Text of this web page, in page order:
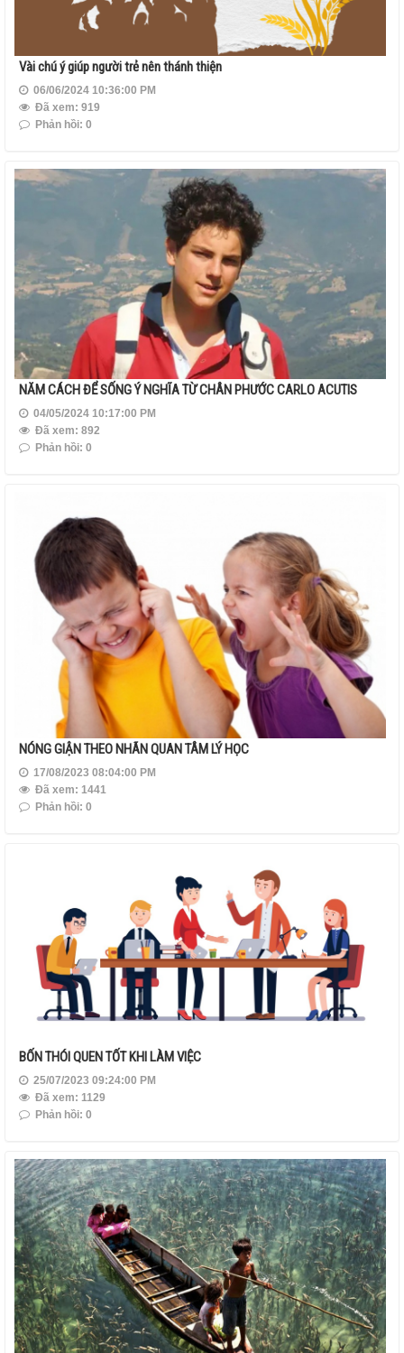
Vài chú ý giúp người trẻ nên thánh thiện
06/06/2024 10:36:00 PM
Đã xem: 919
Phản hồi: 0
NĂM CÁCH ĐỂ SỐNG Ý NGHĨA TỪ CHÂN PHƯỚC CARLO ACUTIS
04/05/2024 10:17:00 PM
Đã xem: 892
Phản hồi: 0
NÓNG GIẬN THEO NHÃN QUAN TÂM LÝ HỌC
17/08/2023 08:04:00 PM
Đã xem: 1441
Phản hồi: 0
BỐN THÓI QUEN TỐT KHI LÀM VIỆC
25/07/2023 09:24:00 PM
Đã xem: 1129
Phản hồi: 0